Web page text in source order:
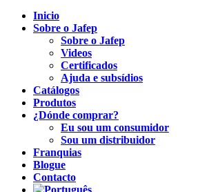
Inicio
Sobre o Jafep
Sobre o Jafep
Videos
Certificados
Ajuda e subsídios
Catálogos
Produtos
¿Dónde comprar?
Eu sou um consumidor
Sou um distribuidor
Franquias
Blogue
Contacto